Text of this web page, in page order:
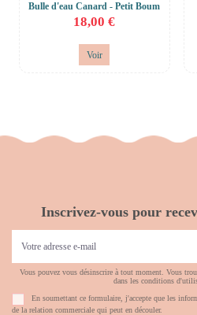
Bulle d'eau Canard - Petit Boum
18,00 €
Voir
Inscrivez-vous pour
Vous pouvez vous désinscrire à tout moment. Vous
dans les conditions
En soumettant ce formulaire, j'accepte que les
de la relation commerciale qui peut en découler.